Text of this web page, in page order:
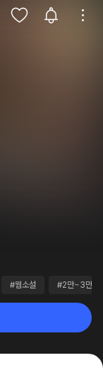
#웹소설 #2만~3만원